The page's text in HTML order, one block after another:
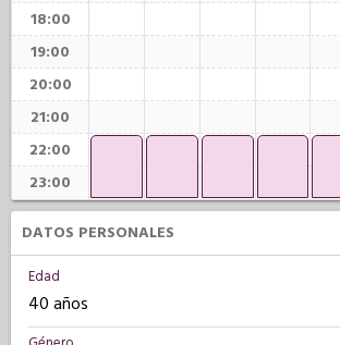
18:00
19:00
20:00
21:00
22:00
23:00
DATOS PERSONALES
Edad
40 años